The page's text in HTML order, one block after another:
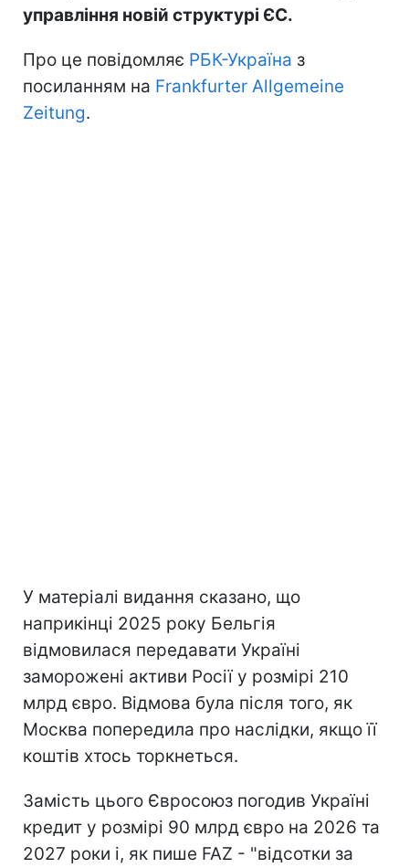
управління новій структурі ЄС.
Про це повідомляє РБК-Україна з
посиланням на Frankfurter Allgemeine
Zeitung.
У матеріалі видання сказано, що
наприкінці 2025 року Бельгія
відмовилася передавати Україні
заморожені активи Росії у розмірі 210
млрд євро. Відмова була після того, як
Москва попередила про наслідки, якщо її
коштів хтось торкнеться.
Замість цього Євросоюз погодив Україні
кредит у розмірі 90 млрд євро на 2026 та
2027 роки і, як пише FAZ - "відсотки за